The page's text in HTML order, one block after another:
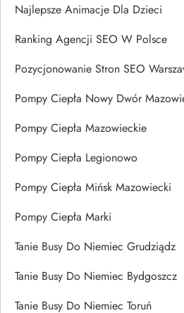
Najlepsze Animacje Dla Dzieci
Ranking Agencji SEO W Polsce
Pozycjonowanie Stron SEO
Pompy Ciepła Nowy Dwór
Pompy Ciepła Mazowieckie
Pompy Ciepła Legionowo
Pompy Ciepła Mińsk Mazowiecki
Pompy Ciepła Marki
Tanie Busy Do Niemiec Grudziądz
Tanie Busy Do Niemiec Bydgoszcz
Tanie Busy Do Niemiec Toruń